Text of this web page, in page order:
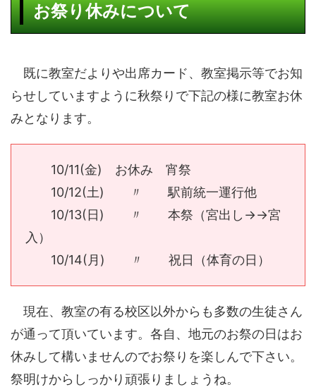
お祭り休みについて
既に教室だよりや出席カード、教室掲示等でお知
らせしていますように秋祭りで下記の様に教室お休
みとなります。
10/11(金) お休み 宵祭
10/12(土) 〃 駅前統一運行他
10/13(日) 〃 本祭（宮出し→→宮
入）
10/14(月) 〃 祝日（体育の日）
現在、教室の有る校区以外からも多数の生徒さん
が通って頂いています。各自、地元のお祭の日はお
休みして構いませんのでお祭りを楽しんで下さい。
祭明けからしっかり頑張りましょうね。